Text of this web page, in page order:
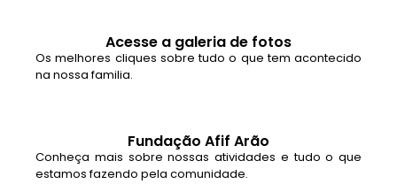
Acesse a galeria de fotos
Os melhores cliques sobre tudo o que tem acontecido
na nossa familia.
Fundação Afif Arão
Conheça mais sobre nossas atividades e tudo o que
estamos fazendo pela comunidade.